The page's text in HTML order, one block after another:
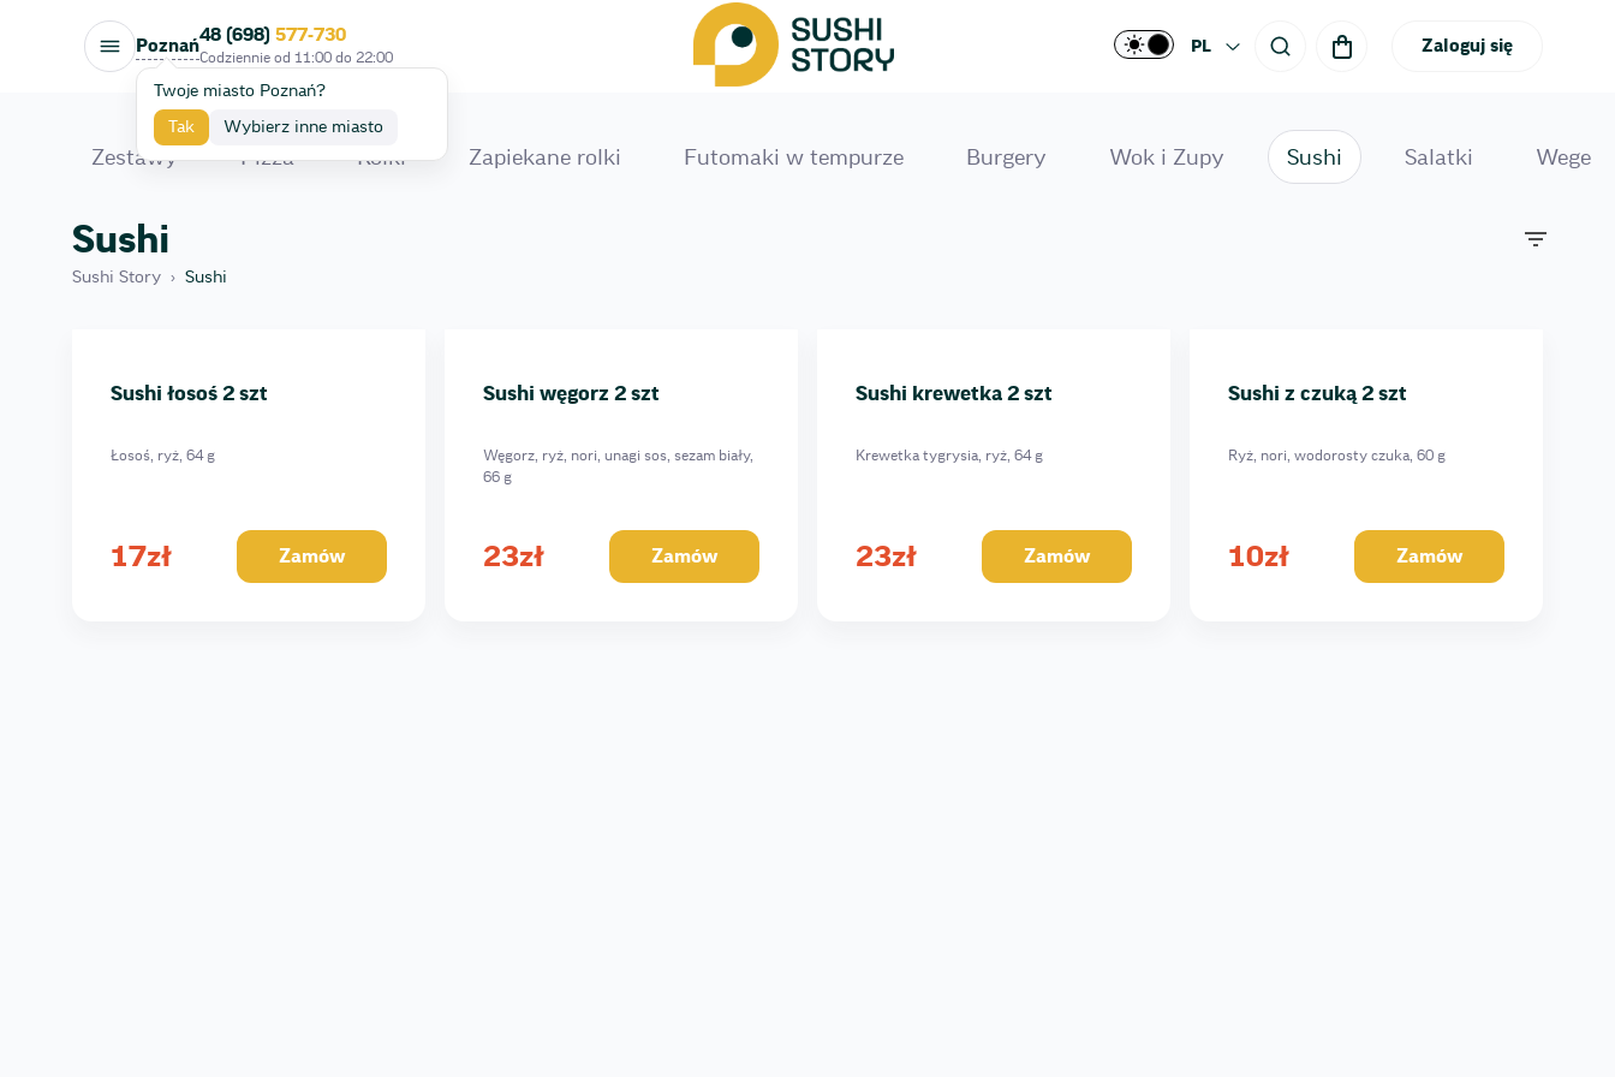
Poznań
Twoje miasto Poznań?
Tak Wybierz inne miasto
48 (698) 577-730
Codziennie od 11:00 do 22:00
PL Zaloguj się
Zestawy Pizza Rolki Zapiekane rolki Futomakі w tempurze Burgery Wok i Zupy Sushi Salatki Wege
Sushi
Sushi Story › Sushi
Sushi łosoś 2 szt
Sushi łosoś 2 szt
Łosoś, ryż, 64 g
17zł Zamów
Sushi węgorz 2 szt
Węgorz, ryż, nori, unagi sos, sezam biały,
66 g
23zł Zamów
Sushi krewetka 2 szt
Krewetka tygrysia, ryż, 64 g
23zł Zamów
Sushi z czuką 2 szt
Ryż, nori, wodorosty czuka, 60 g
10zł Zamów